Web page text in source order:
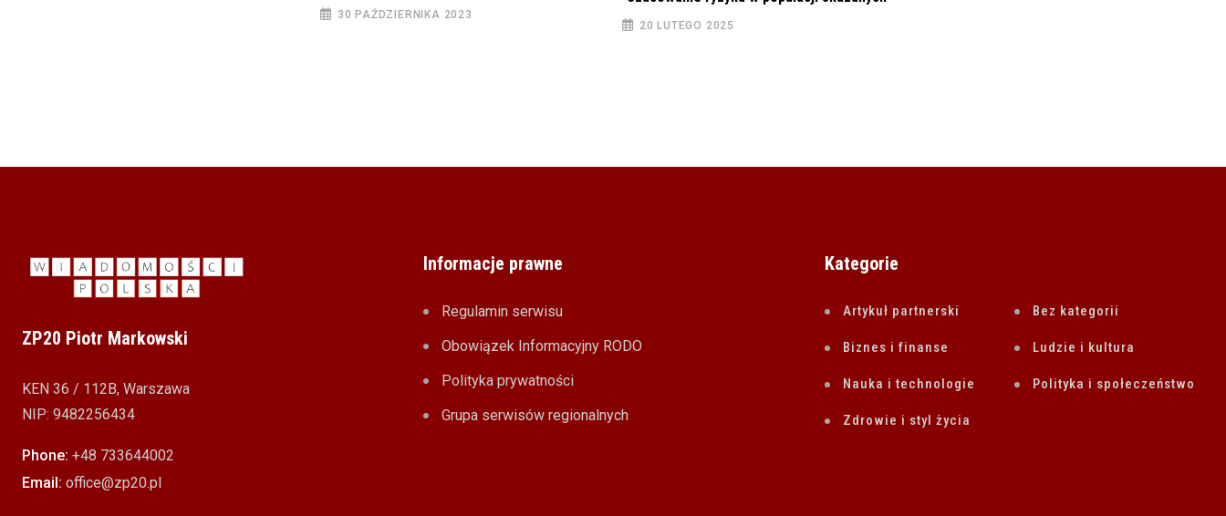
30 PAŹDZIERNIKA 2023
20 LUTEGO 2025
ZP20 Piotr Markowski
KEN 36 / 112B, Warszawa
NIP: 9482256434
Phone: +48 733644002
Email: office@zp20.pl
Informacje prawne
Regulamin serwisu
Obowiązek Informacyjny RODO
Polityka prywatności
Grupa serwisów regionalnych
Kategorie
Artykuł partnerski Bez kategorii
Biznes i finanse Ludzie i kultura
Nauka i technologie Polityka i społeczeństwo
Zdrowie i styl życia